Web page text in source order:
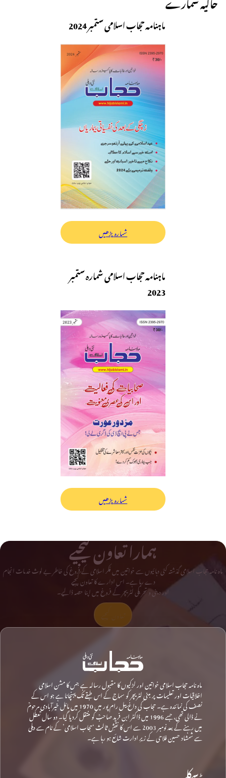
ماہنامہ حجاب اسلامی ستمبر 2024
شمارہ پڑھیں
ماہنامہ حجاب اسلامی شمارہ ستمبر
2023
شمارہ پڑھیں
ہمارا تعاون کیجیے
ماہ نامہ حجاب اسلامی گذشتہ کئی دہائیوں سے خواتین میں فکر اسلامی کے فروغ کی خاطر بے لوث خدمات انجام
دے رہا ہے۔ اس ادارے کا تعاون کیجیے
اور دینی و تحریکی لٹریچر کے فروغ میں اپنا حصہ ڈالیے۔
ماہ نامہ حجاب اسلامی خواتین اور لڑکیوں کا مقبول رسالہ ہے جس کا مشن اسلامی
اخلاقیات اور تعلیمات پر مبنی لٹریچر کو سماج کے اس طبقے تک پہنچانا ہے جو اس کے
نصف کی نمائندہ ہے۔ حجاب کی داغ بیل رام پور میں 1970 میں مائل خیرآبادی مرحومؒ
نے ڈالی تھی، جسے 1996 میں ڈاکٹر ابن فرید صاحبؒ کو منتقل کردیا گیا۔ دو سال تعطل
میں رہنے کے بعد نومبر 2003 سے اس کا نقشِ ثالث ‘حجاب اسلامی’ کے نام سے دہلی
سے شمشاد حسین فلاحی کے زیرِ ادارت شائع ہو رہا ہے۔